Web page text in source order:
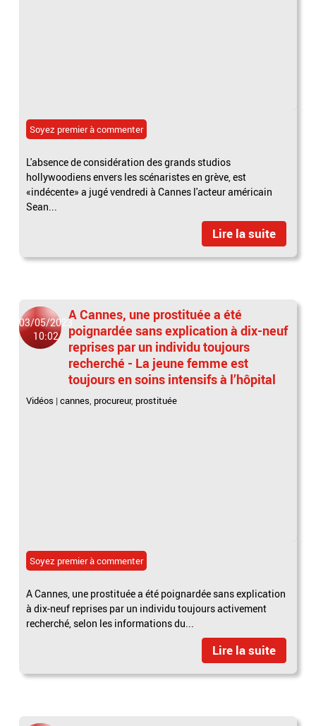
Soyez premier à commenter
L'absence de considération des grands studios
hollywoodiens envers les scénaristes en grève, est
«indécente» a jugé vendredi à Cannes l'acteur américain
Sean...
Lire la suite
03/05/2023
10:02
A Cannes, une prostituée a été
poignardée sans explication à dix-neuf
reprises par un individu toujours
recherché - La jeune femme est
toujours en soins intensifs à l’hôpital
Vidéos |cannes, procureur, prostituée
Soyez premier à commenter
A Cannes, une prostituée a été poignardée sans explication
à dix-neuf reprises par un individu toujours activement
recherché, selon les informations du...
Lire la suite